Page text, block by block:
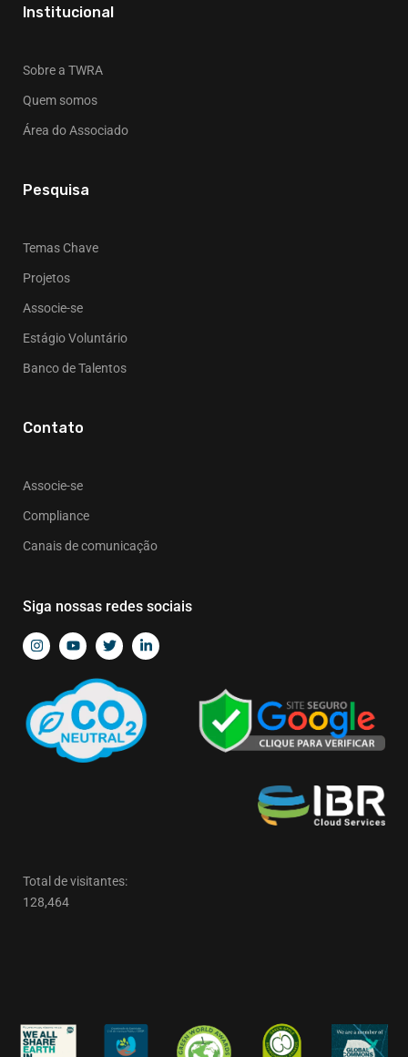
Institucional
Sobre a TWRA
Quem somos
Área do Associado
Pesquisa
Temas Chave
Projetos
Associe-se
Estágio Voluntário
Banco de Talentos
Contato
Associe-se
Compliance
Canais de comunicação
Siga nossas redes sociais
Total de visitantes:
128,464